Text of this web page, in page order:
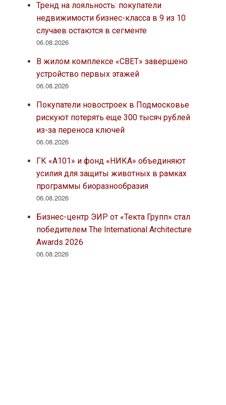
Тренд на лояльность: покупатели
недвижимости бизнес-класса в 9 из 10
случаев остаются в сегменте
06.08.2026
В жилом комплексе «СВЕТ» завершено
устройство первых этажей
06.08.2026
Покупатели новостроек в Подмосковье
рискуют потерять еще 300 тысяч рублей
из-за переноса ключей
06.08.2026
ГК «А101» и фонд «НИКА» объединяют
усилия для защиты животных в рамках
программы биоразнообразия
06.08.2026
Бизнес-центр ЭИР от «Текта Групп» стал
победителем The International Architecture
Awards 2026
06.08.2026